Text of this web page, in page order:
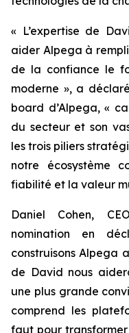
« L’expertise de
aider Alpega à
de la confiance le
moderne », a
board d’Alpega, «
du secteur et son
les trois piliers
notre écosystème
fiabilité et la valeur
Daniel Cohen,
nomination en
construisons Alpega
de David nous
une plus grande
comprend les
faut pour